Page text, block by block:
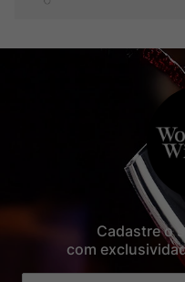
Cadastre o
com